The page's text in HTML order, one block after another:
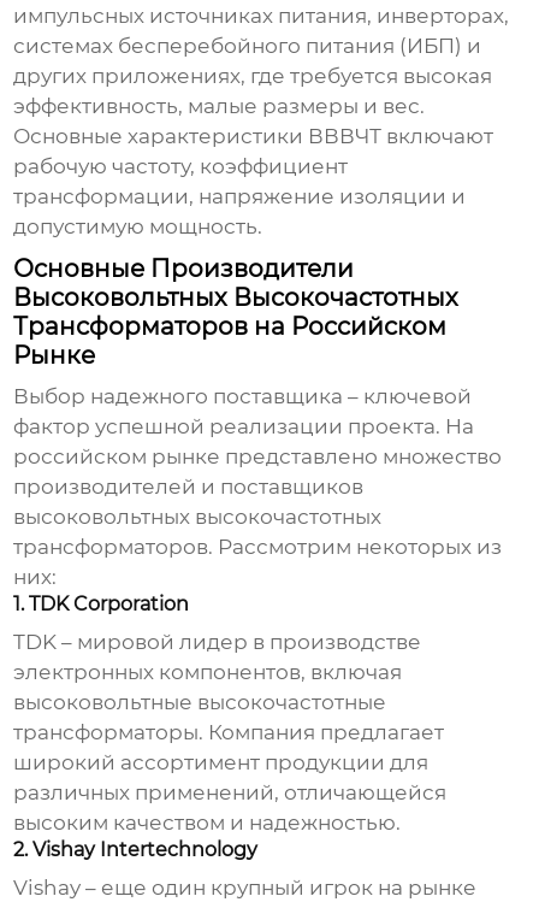
импульсных источниках питания, инверторах,
системах бесперебойного питания (ИБП) и
других приложениях, где требуется высокая
эффективность, малые размеры и вес.
Основные характеристики ВВВЧТ включают
рабочую частоту, коэффициент
трансформации, напряжение изоляции и
допустимую мощность.
Основные Производители
Высоковольтных Высокочастотных
Трансформаторов на Российском
Рынке
Выбор надежного поставщика – ключевой
фактор успешной реализации проекта. На
российском рынке представлено множество
производителей и поставщиков
высоковольтных высокочастотных
трансформаторов. Рассмотрим некоторых из
них:
1. TDK Corporation
TDK – мировой лидер в производстве
электронных компонентов, включая
высоковольтные высокочастотные
трансформаторы. Компания предлагает
широкий ассортимент продукции для
различных применений, отличающейся
высоким качеством и надежностью.
2. Vishay Intertechnology
Vishay – еще один крупный игрок на рынке